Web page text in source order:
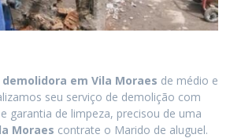
demolidora em Vila Moraes de médio e
seu serviço de demolição com
garantia de limpeza, precisou de uma
Moraes contrate o Marido de aluguel.